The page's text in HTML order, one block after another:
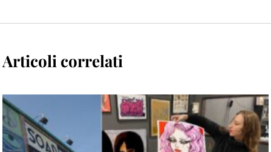
Articoli correlati